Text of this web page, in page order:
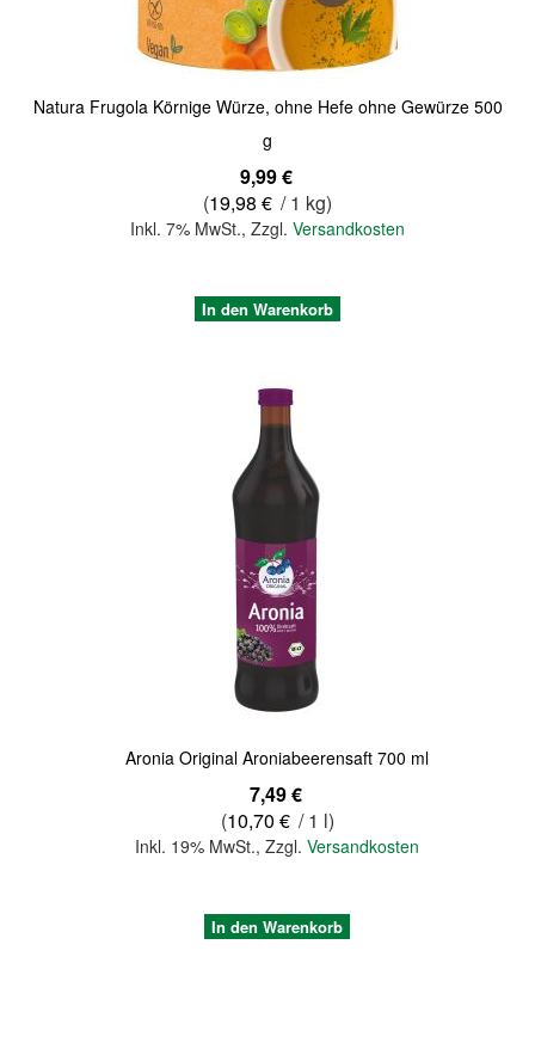
Natura Frugola Körnige Würze, ohne Hefe ohne Gewürze 500
g
9,99 €
(19,98 € / 1 kg)
Inkl. 7% MwSt., Zzgl. Versandkosten
In den Warenkorb
Aronia Original Aroniabeerensaft 700 ml
7,49 €
(10,70 € / 1 l)
Inkl. 19% MwSt.,Zzgl.Versandkosten
In den Warenkorb